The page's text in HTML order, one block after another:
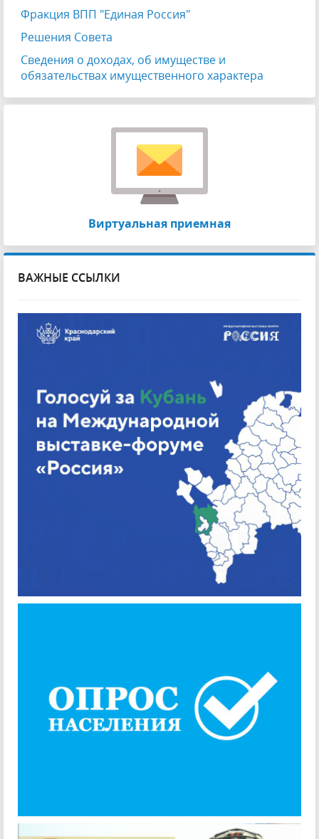
Фракция ВПП "Единая Россия"
Решения Совета
Сведения о доходах, об имуществе и
обязательствах имущественного характера
Виртуальная приемная
ВАЖНЫЕ ССЫЛКИ